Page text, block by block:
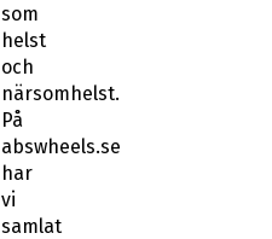
som
helst
och
närsomhelst.
På
abswheels.se
har
vi
samlat